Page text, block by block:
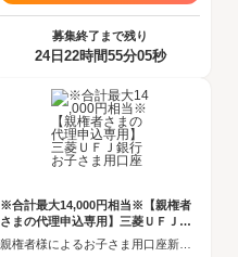
募集終了まで残り
24日22時間55分04秒
※合計最大14,000円相当※【親権者
さまの代理申込専用】三菱ＵＦＪ銀
行 お子さま用口座